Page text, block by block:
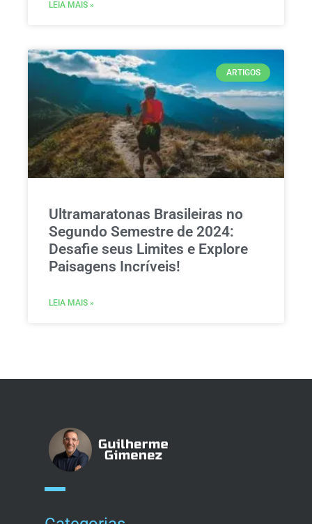
LEIA MAIS »
ARTIGOS
Ultramaratonas Brasileiras no
Segundo Semestre de 2024:
Desafie seus Limites e Explore
Paisagens Incríveis!
LEIA MAIS »